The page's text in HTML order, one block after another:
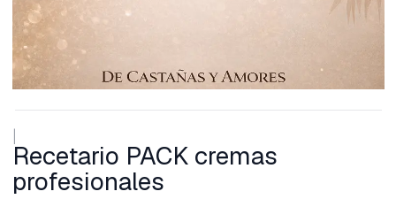
Recetario PACK cremas
profesionales